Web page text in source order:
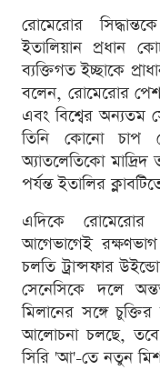
রোমেরোর
ইতালিয়ান প্রধান
ব্যক্তিগত ইচ্ছাকে
বলেন, রোমেরোর
এবং বিশ্বের অন্যতম
তিনি কোনো চাপ
অ্যাতলেতিকো
পর্যন্ত ইতালির
এদিকে রোমেরোর
আগেভাগেই রক্ষণভাগ
চলতি ট্রান্সফার
সেনেসিকে দলে
মিলানের সঙ্গে
আলোচনা চলছে, তবে
সিরি 'আ'-তে নতুন